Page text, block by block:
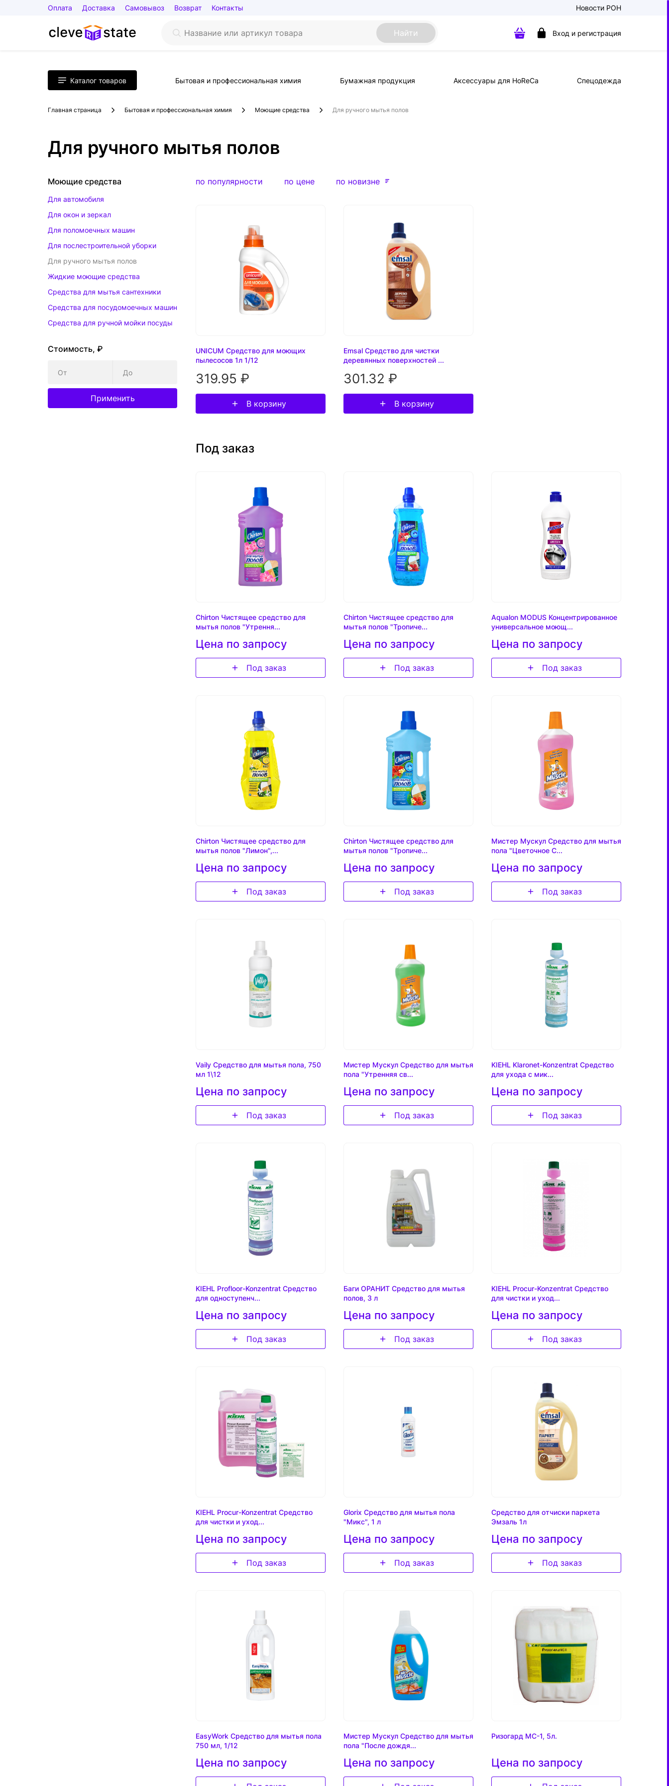
Оплата Доставка Самовывоз Возврат Контакты Новости РОН
Найти Вход и регистрация
Каталог товаров Бытовая и профессиональная химия Бумажная продукция Аксессуары для HoReCa Спецодежда
Главная страница Бытовая и профессиональная химия Моющие средства Для ручного мытья полов
Для ручного мытья полов
Моющие средства
Для автомобиля
Для окон и зеркал
Для поломоечных машин
Для послестроительной уборки
Для ручного мытья полов
Жидкие моющие средства
Средства для мытья сантехники
Средства для посудомоечных машин
Средства для ручной мойки посуды
Стоимость, ₽
От До
Применить
по популярности по цене по новизне
UNICUM Средство для моющих
пылесосов 1л 1/12
319.95 ₽
В корзину
Emsal Средство для чистки
деревянных поверхностей ...
301.32 ₽
В корзину
Под заказ
Chirton Чистящее средство для
мытья полов "Утрення...
Цена по запросу
Под заказ
Chirton Чистящее средство для
мытья полов "Тропиче...
Цена по запросу
Под заказ
Aqualon MODUS Концентрированное
универсальное моющ...
Цена по запросу
Под заказ
Chirton Чистящее средство для
мытья полов "Лимон",...
Цена по запросу
Под заказ
Chirton Чистящее средство для
мытья полов "Тропиче...
Цена по запросу
Под заказ
Мистер Мускул Средство для мытья
пола "Цветочное С...
Цена по запросу
Под заказ
Vaily Средство для мытья пола, 750
мл 1\12
Цена по запросу
Под заказ
Мистер Мускул Средство для мытья
пола "Утренняя св...
Цена по запросу
Под заказ
KIEHL Klaronet-Konzentrat Средство
для ухода с мик...
Цена по запросу
Под заказ
KIEHL Profloor-Konzentrat Средство
для одноступенч...
Цена по запросу
Под заказ
Баги ОРАНИТ Средство для мытья
полов, 3 л
Цена по запросу
Под заказ
KIEHL Procur-Konzentrat Средство
для чистки и уход...
Цена по запросу
Под заказ
KIEHL Procur-Konzentrat Средство
для чистки и уход...
Цена по запросу
Под заказ
Glorix Средство для мытья пола
"Микс", 1 л
Цена по запросу
Под заказ
Средство для отчиски паркета
Эмзаль 1л
Цена по запросу
Под заказ
EasyWork Средство для мытья пола
750 мл, 1/12
Цена по запросу
Мистер Мускул Средство для мытья
пола "После дождя...
Цена по запросу
Ризогард МС-1, 5л.
Цена по запросу